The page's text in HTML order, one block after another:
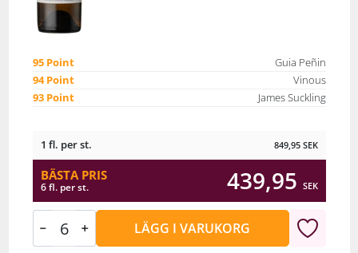
95 Point
Guia Peñin
94 Point
Vinous
93 Point
James Suckling
1 fl. per st. 849,95 SEK
BÄSTA PRIS
6 fl. per st. 439,95 SEK
LÄGG I VARUKORG